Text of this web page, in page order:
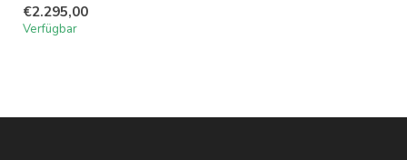
€2.295,00
Verfügbar